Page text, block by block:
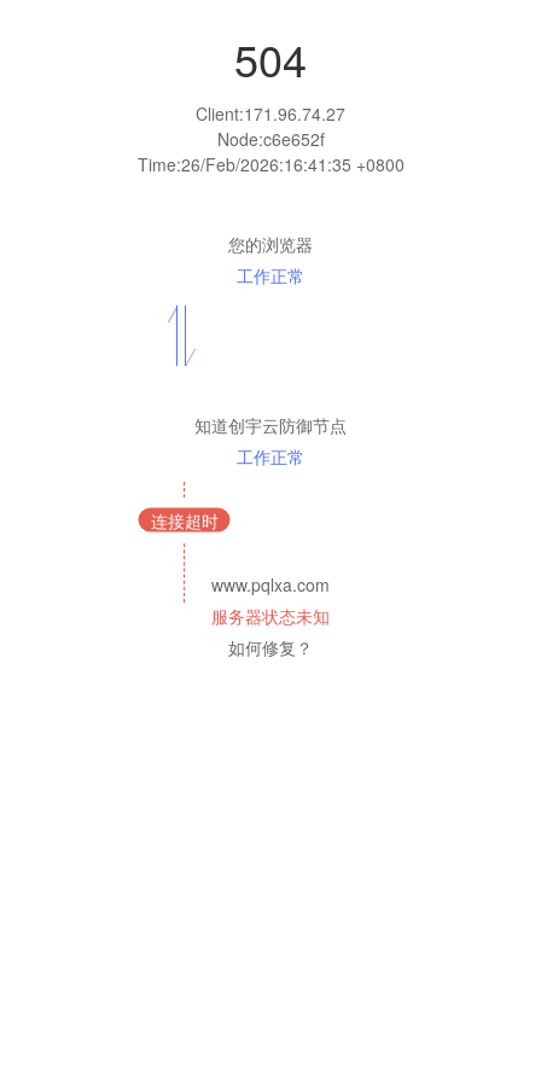
504
Client:171.96.74.27
Node:c6e652f
Time:26/Feb/2026:16:41:35 +0800
您的浏览器
工作正常
知道创宇云防御节点
工作正常
连接超时
www.pqlxa.com
服务器状态未知
如何修复？